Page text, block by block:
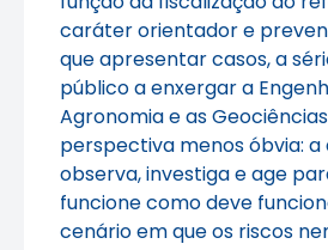
caráter orientador e
que apresentar casos, a
público a enxergar a
Agronomia e as
perspectiva menos óbvia: a
observa, investiga e age
funcione como deve
cenário em que os riscos